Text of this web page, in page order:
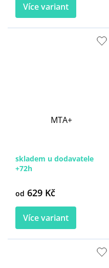
Více variant
MTA+
skladem u dodavatele
+72h
od 629 Kč
Více variant